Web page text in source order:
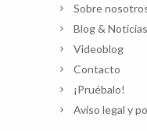
Sobre
Blog & Noticias
Videoblog
Contacto
¡Pruébalo!
Aviso legal y